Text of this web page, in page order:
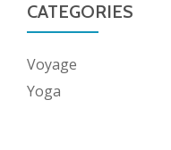
CATEGORIES
Voyage
Yoga